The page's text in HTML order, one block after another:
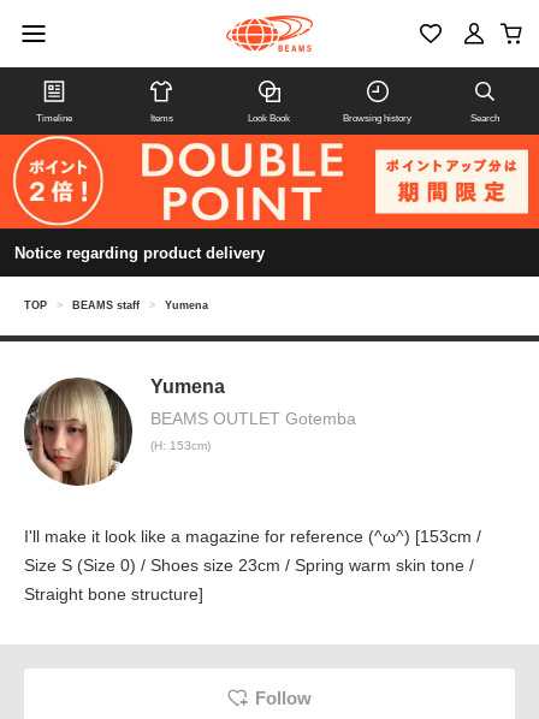
Timeline Items Look Book Browsing history Search
Notice regarding product delivery
TOP > BEAMS staff > Yumena
Yumena
BEAMS OUTLET Gotemba
(H: 153cm)
I'll make it look like a magazine for reference (^ω^) [153cm /
Size S (Size 0) / Shoes size 23cm / Spring warm skin tone /
Straight bone structure]
Follow